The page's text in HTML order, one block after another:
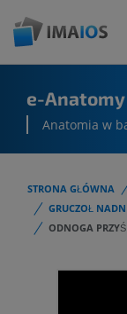
e-Anatomy
Anatomia w
STRONA GŁÓWNA
GRUCZOŁ
ODNOGA